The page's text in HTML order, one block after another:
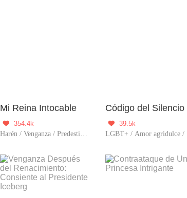
Mi Reina Intocable

354.4k
Harén / Venganza / Predestinado / Sistema / Mujer poderosa
Código del Silencio

39.5k